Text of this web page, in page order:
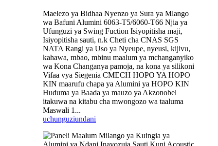
Maelezo ya Bidhaa Nyenzo ya Sura ya Mlango
wa Bafuni Alumini 6063-T5/6060-T66 Njia ya
Ufunguzi ya Swing Fuction Isiyopitisha maji,
Isiyopitisha sauti, n.k Cheti cha CNAS SGS
NATA Rangi ya Uso ya Nyeupe, nyeusi, kijivu,
kahawa, mbao, mbinu maalum ya mchanganyiko
wa Kona Changanya pamoja, na kona ya silikoni
Vifaa vya Siegenia CMECH HOPO YA HOPO
KIN maarufu chapa ya Alumini ya HOPO KIN
Huduma ya Baada ya mauzo ya Akzonobel
itakuwa na kitabu cha mwongozo wa taaluma
Maswali 1...
uchunguziundani